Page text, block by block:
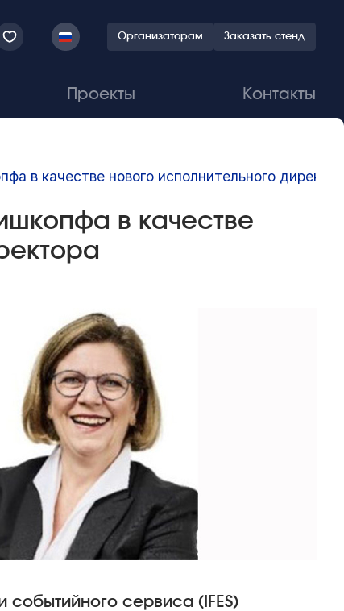
Организаторам Заказать стенд
Проекты Контакты
в качестве нового исполнительного
в качестве
сервиса (IFES)